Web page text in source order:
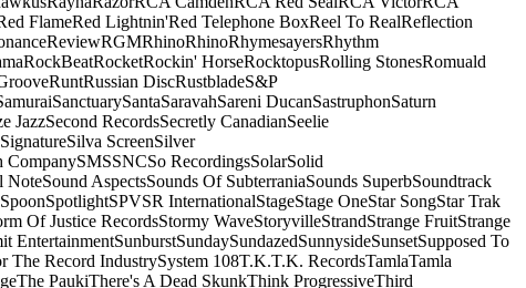
FlameRed Lightnin'Red Telephone BoxReel To RealReflection
ReviewRGMRhinoRhinoRhymesayersRhythm
RockBeatRocketRockin' HorseRocktopusRolling StonesRomuald
RuntRussian DiscRustbladeS&P
SanctuarySantaSaravahSareni DucanSastruphonSaturn
JazzSecond RecordsSecretly CanadianSeelie
SignatureSilva ScreenSilver
CompanySMSSNCSo RecordingsSolarSolid
NoteSound AspectsSounds Of SubterraniaSounds SuperbSoundtrack
SpoonSpotlightSPVSR InternationalStageStage OneStar SongStar Trak
Of Justice RecordsStormy WaveStoryvilleStrandStrange FruitStrange
EntertainmentSunburstSundaySundazedSunnysideSunsetSupposed To
The Record IndustrySystem 108T.K.T.K. RecordsTamlaTamla
The PaukiThere's A Dead SkunkThink ProgressiveThird